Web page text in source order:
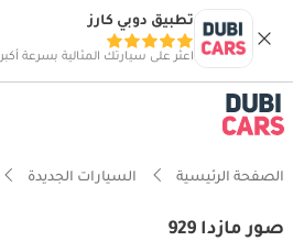
تطبيق دوبي كارز
اعثر على سيارتك المثالية بسرعة أكبر
الصفحة الرئيسية السيارات الجديدة
صور مازدا 929